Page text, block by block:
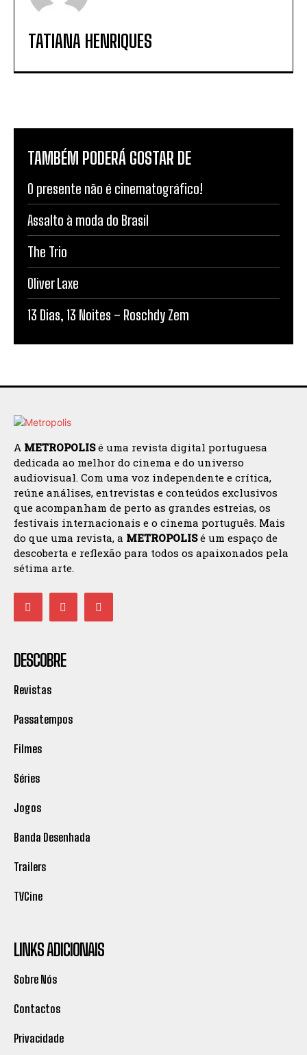
TATIANA HENRIQUES
TAMBÉM PODERÁ GOSTAR DE
O presente não é cinematográfico!
Assalto à moda do Brasil
The Trio
Oliver Laxe
13 Dias, 13 Noites – Roschdy Zem
A METROPOLISé uma revista digital portuguesa
dedicada ao melhor do cinema e do universo
audiovisual. Com uma voz independente e crítica,
reúne análises, entrevistas e conteúdos exclusivos
que acompanham de perto as grandes estreias, os
festivais internacionais e o cinema português. Mais
do que uma revista, a METROPOLISé um espaço de
descoberta e reflexão para todos os apaixonados pela
sétima arte.
DESCOBRE
Revistas
Passatempos
Filmes
Séries
Jogos
Banda Desenhada
Trailers
TVCine
LINKS ADICIONAIS
Sobre Nós
Contactos
Privacidade